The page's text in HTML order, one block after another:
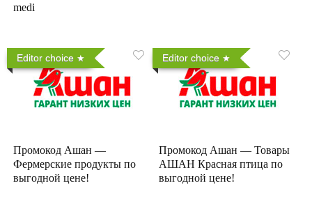
medi
Editor choice
Промокод Ашан —
Фермерские продукты по
выгодной цене!
Editor choice
Промокод Ашан — Товары
АШАН Красная птица по
выгодной цене!